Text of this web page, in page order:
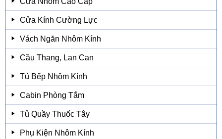
Cửa Kính Cường Lực
Vách Ngăn Nhôm Kính
Cầu Thang, Lan Can
Tủ Bếp Nhôm Kính
Cabin Phòng Tắm
Tủ Quầy Thuốc Tây
Phụ Kiện Nhôm Kính